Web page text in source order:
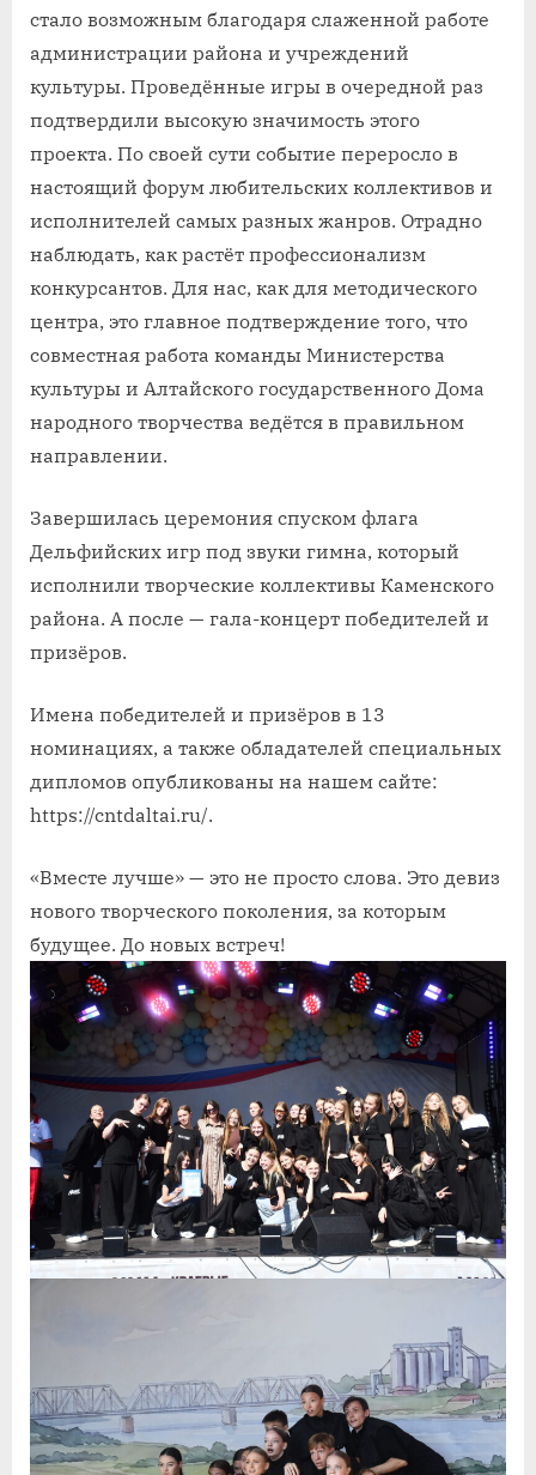
стало возможным благодаря слаженной работе
администрации района и учреждений
культуры. Проведённые игры в очередной раз
подтвердили высокую значимость этого
проекта. По своей сути событие переросло в
настоящий форум любительских коллективов и
исполнителей самых разных жанров. Отрадно
наблюдать, как растёт профессионализм
конкурсантов. Для нас, как для методического
центра, это главное подтверждение того, что
совместная работа команды Министерства
культуры и Алтайского государственного Дома
народного творчества ведётся в правильном
направлении.
Завершилась церемония спуском флага
Дельфийских игр под звуки гимна, который
исполнили творческие коллективы Каменского
района. А после — гала-концерт победителей и
призёров.
Имена победителей и призёров в 13
номинациях, а также обладателей специальных
дипломов опубликованы на нашем сайте:
https://cntdaltai.ru/.
«Вместе лучше» — это не просто слова. Это девиз
нового творческого поколения, за которым
будущее. До новых встреч!